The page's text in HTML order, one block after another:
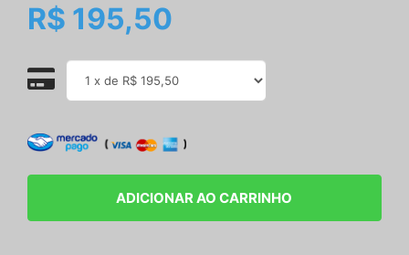
R$ 195,50
ADICIONAR AO CARRINHO